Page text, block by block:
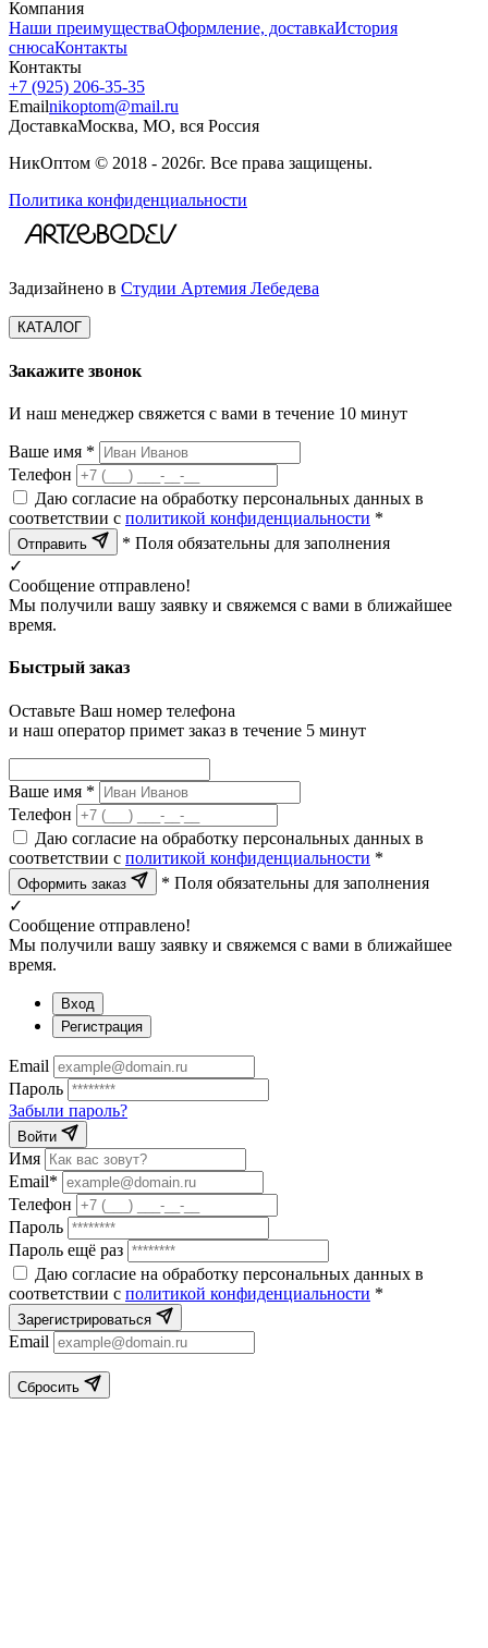
Компания
Наши преимуществаОформление, доставкаИстория
снюсаКонтакты
Контакты
+7 (925) 206‑35‑35
Emailnikoptom@mail.ru
ДоставкаМосква, МО, вся Россия
НикОптом © 2018 - 2026г. Все права защищены.
Политика конфиденциальности
Задизайнено в Студии Артемия Лебедева
КАТАЛОГ
Закажите звонок
И наш менеджер свяжется с вами в течение 10 минут
Ваше имя *
Телефон
Даю согласие на обработку персональных данных в
соответствии с политикой конфиденциальности *
Отправить
* Поля обязательны для заполнения
✓
Сообщение отправлено!
Мы получили вашу заявку и свяжемся с вами в ближайшее
время.
Быстрый заказ
Оставьте Ваш номер телефона
и наш оператор примет заказ в течение 5 минут
Ваше имя *
Телефон
Даю согласие на обработку персональных данных в
соответствии с политикой конфиденциальности *
Оформить заказ
* Поля обязательны для заполнения
✓
Сообщение отправлено!
Мы получили вашу заявку и свяжемся с вами в ближайшее
время.
Вход
Регистрация
Email
Пароль
Забыли пароль?
Войти
Имя
Email*
Телефон
Пароль
Пароль ещё раз
Даю согласие на обработку персональных данных в
соответствии с политикой конфиденциальности *
Зарегистрироваться
Email
Сбросить